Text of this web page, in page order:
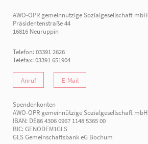
AWO-OPR gemeinnützige Sozialgesellschaft mbH
Präsidentenstraße 44
16816 Neuruppin
Telefon: 03391 2626
Telefax: 03391 651904
Anruf E-Mail
Spendenkonten
AWO-OPR gemeinnützige Sozialgesellschaft mbH
IBAN: DE86 4306 0967 1148 5365 00
BIC: GENODEM1GLS
GLS Gemeinschaftsbank eG Bochum